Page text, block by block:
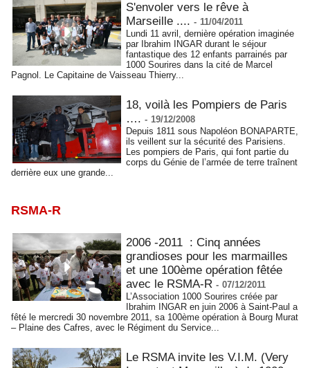
S'envoler vers le rêve à
Marseille .... - 11/04/2011
Lundi 11 avril, dernière opération imaginée
par Ibrahim INGAR durant le séjour
fantastique des 12 enfants parrainés par
1000 Sourires dans la cité de Marcel
Pagnol. Le Capitaine de Vaisseau Thierry...
18, voilà les Pompiers de Paris
…. - 19/12/2008
Depuis 1811 sous Napoléon BONAPARTE,
ils veillent sur la sécurité des Parisiens.
Les pompiers de Paris, qui font partie du
corps du Génie de l’armée de terre traînent
derrière eux une grande...
RSMA-R
2006 -2011 : Cinq années
grandioses pour les marmailles
et une 100ème opération fêtée
avec le RSMA-R- 07/12/2011
L’Association 1000 Sourires créée par
Ibrahim INGAR en juin 2006 à Saint-Paul a
fêté le mercredi 30 novembre 2011, sa 100ème opération à Bourg Murat
– Plaine des Cafres, avec le Régiment du Service...
Le RSMA invite les V.I.M. (Very